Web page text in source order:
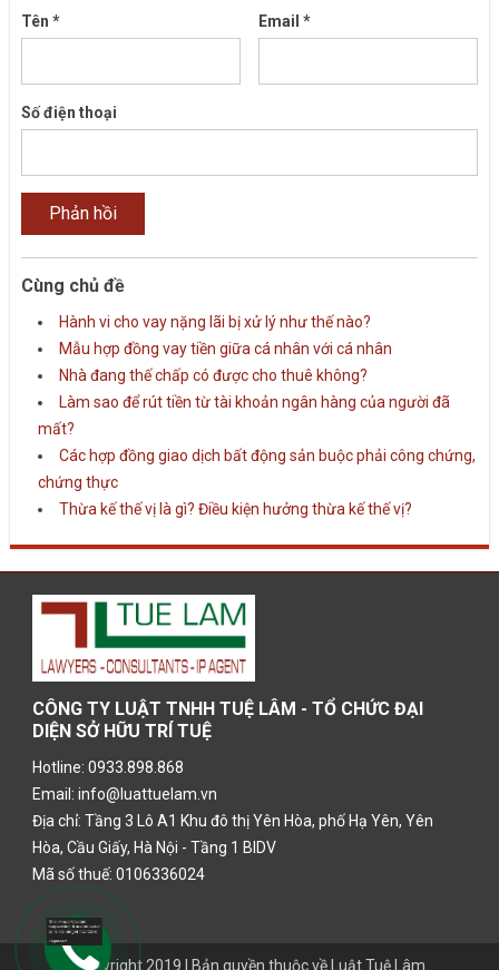
Tên* Email*
Số điện thoại
Cùng chủ đề
Hành vi cho vay nặng lãi bị xử lý như thế nào?
Mẫu hợp đồng vay tiền giữa cá nhân với cá nhân
Nhà đang thế chấp có được cho thuê không?
Làm sao để rút tiền từ tài khoản ngân hàng của người đã
mất?
Các hợp đồng giao dịch bất động sản buộc phải công chứng,
chứng thực
Thừa kế thế vị là gì? Điều kiện hưởng thừa kế thế vị?
CÔNG TY LUẬT TNHH TUỆ LÂM - TỔ CHỨC ĐẠI
DIỆN SỞ HỮU TRÍ TUỆ
Hotline: 0933.898.868
Email: info@luattuelam.vn
Địa chỉ: Tầng 3 Lô A1 Khu đô thị Yên Hòa, phố Hạ Yên, Yên
Hòa, Cầu Giấy, Hà Nội - Tầng 1 BIDV
Mã số thuế: 0106336024
Copyright 2019 | Bản quyền thuộc vềLuật Tuệ Lâm